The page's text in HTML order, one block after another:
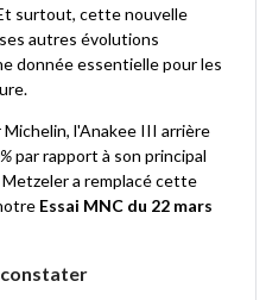
surtout, cette nouvelle
autres évolutions
donnée essentielle pour les
l'Anakee III arrière
par rapport à son principal
a remplacé cette
Essai MNC du 22 mars
constater